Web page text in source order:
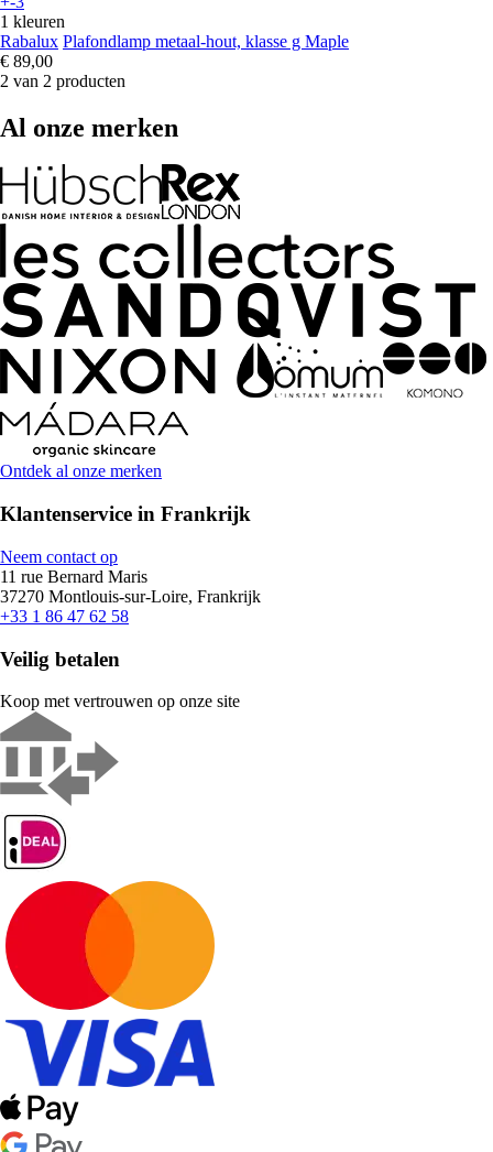
1 kleuren
Rabalux Plafondlamp metaal-hout, klasse g Maple
€ 89,00
2 van 2 producten
Al onze merken
Ontdek al onze merken
Klantenservice in Frankrijk
Neem contact op
11 rue Bernard Maris
37270 Montlouis-sur-Loire, Frankrijk
+33 1 86 47 62 58
Veilig betalen
Koop met vertrouwen op onze site